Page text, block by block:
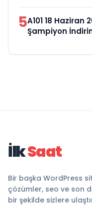
5A101 18
Şampiyon
İlkSaat
Bir başka WordPress
çözümler, seo ve son
bir şekilde sizlere